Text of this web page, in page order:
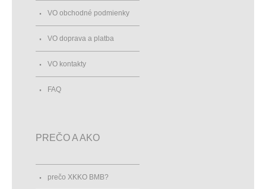
VO obchodné podmienky
VO doprava a platba
VO kontakty
FAQ
PREČO A AKO
prečo XKKO BMB?